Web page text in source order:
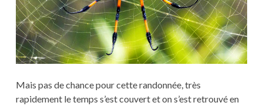
Mais pas de chance pour cette randonnée, très
rapidement le temps s’est couvert et on s’est retrouvé en